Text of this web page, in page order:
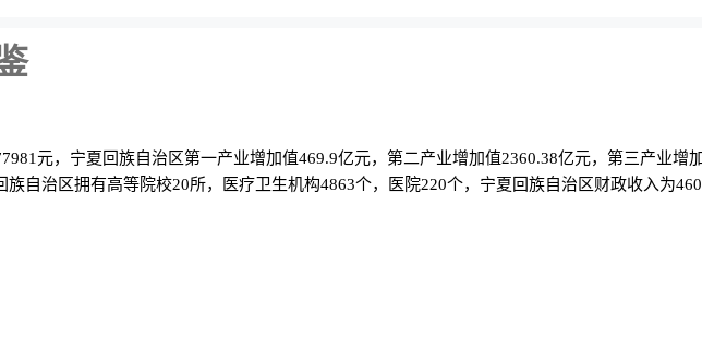
元，宁夏回族自治区第一产业增加值469.9亿元，第二产业增加值2360.38亿元，第三产业增
自治区拥有高等院校20所，医疗卫生机构4863个，医院220个，宁夏回族自治区财政收入为